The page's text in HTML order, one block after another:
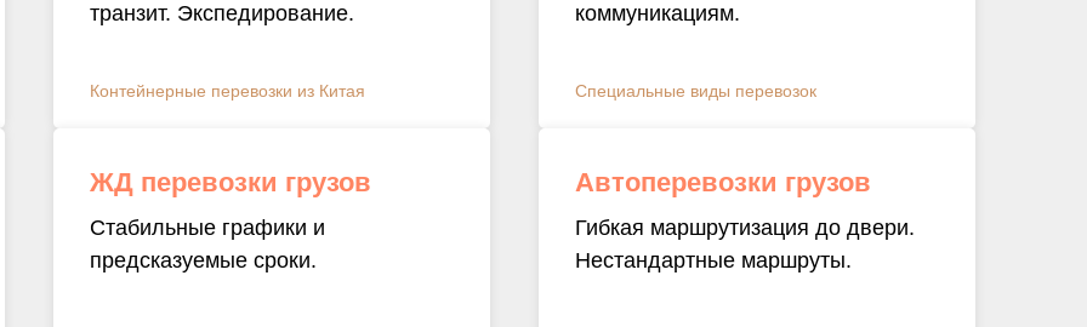
транзит. Экспедирование.
Контейнерные перевозки из Китая
коммуникациям.
Специальные виды перевозок
ЖД перевозки грузов
Стабильные графики и
предсказуемые сроки.
Автоперевозки грузов
Гибкая маршрутизация до двери.
Нестандартные маршруты.